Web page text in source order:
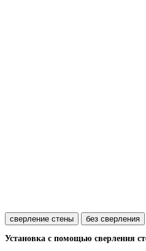
сверление стены без сверления
Установка с помощью сверления